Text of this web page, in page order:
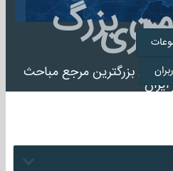
بزرگ
بزرگترین مرجع مباحث